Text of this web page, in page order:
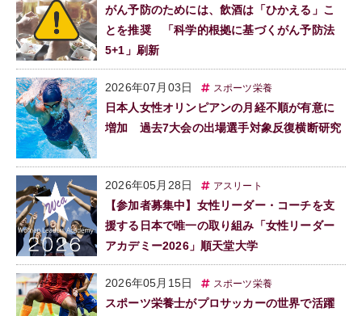
がん予防のためには、飲酒は「ひかえる」こ
とを推奨 「科学的根拠に基づくがん予防法
5+1」刷新
2026年07月03日 スポーツ栄養
日本人女性オリンピアンの月経不順が有意に
増加 過去7大会の出場選手対象反復横断研究
2026年05月28日 アスリート
【参加者募集中】女性リーダー・コーチを支
援する日本で唯一の取り組み「女性リーダー
アカデミー2026」順天堂大学
2026年05月15日 スポーツ栄養
スポーツ栄養士がプロサッカーの世界で活躍